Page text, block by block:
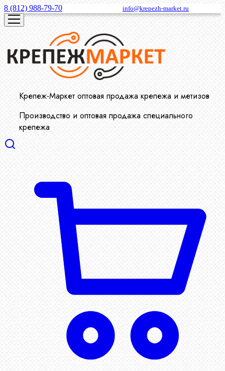
8 (812) 988-79-70 info@krepezh-market.ru
Крепеж-Маркет оптовая продажа крепежа и метизов
Производство и оптовая продажа специального
крепежа